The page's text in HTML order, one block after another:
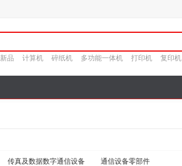
新品 计算机 碎纸机 多功能一体机 打印机 复印机
传真及数据数字通信设备 通信设备零部件